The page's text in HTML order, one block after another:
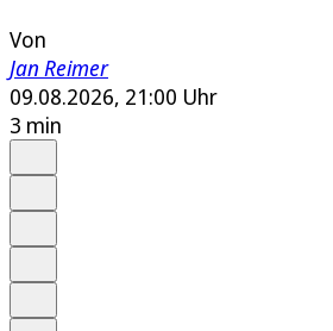
Von
Jan Reimer
09.08.2026, 21:00 Uhr
3 min